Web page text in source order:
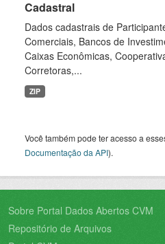
Cadastral
Dados cadastrais de
Comerciais, Bancos de
Caixas Econômicas,
Corretoras,...
ZIP
Você também pode ter acesso a
Documentação da API).
Sobre Portal Dados Abertos CVM
Repositório de Arquivos